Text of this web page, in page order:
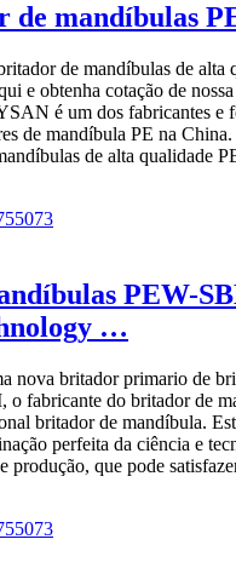
de mandíbulas
de mandíbulas de alta
e obtenha cotação de
é um dos fabricantes e
de mandíbula PE na
de alta qualidade
PEW-
…
nova britador primario de
o fabricante do britador de
britador de mandíbula.
perfeita da ciência e
produção, que pode